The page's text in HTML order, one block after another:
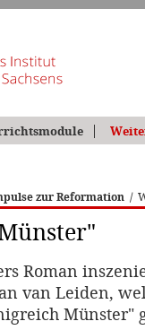
zur Reformation /
Roman
van Leiden,
Münster"